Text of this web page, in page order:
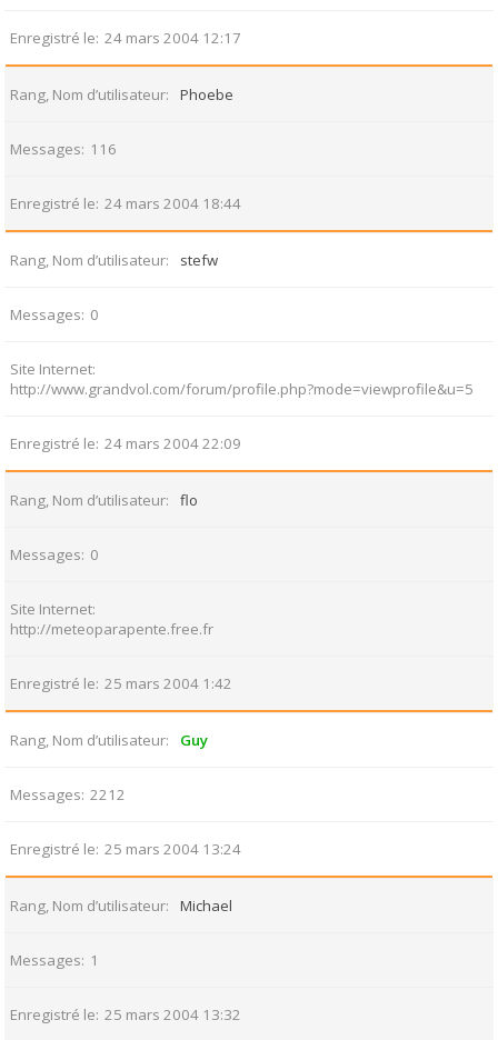
Enregistré le 24 mars 2004 12:17
Rang, Nom d’utilisateur Phoebe
Messages 116
Enregistré le 24 mars 2004 18:44
Rang, Nom d’utilisateur stefw
Messages 0
Site Internet
http://www.grandvol.com/forum/profile.php?mode=viewprofile&u=5
Enregistré le 24 mars 2004 22:09
Rang, Nom d’utilisateur flo
Messages 0
Site Internet
http://meteoparapente.free.fr
Enregistré le 25 mars 2004 1:42
Rang, Nom d’utilisateur Guy
Messages 2212
Enregistré le 25 mars 2004 13:24
Rang, Nom d’utilisateur Michael
Messages 1
Enregistré le 25 mars 2004 13:32